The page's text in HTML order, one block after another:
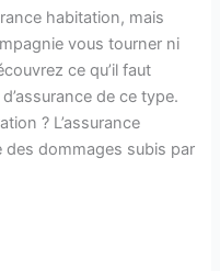
habitation, mais
vous tourner ni
ce qu’il faut
de ce type.
? L’assurance
dommages subis par